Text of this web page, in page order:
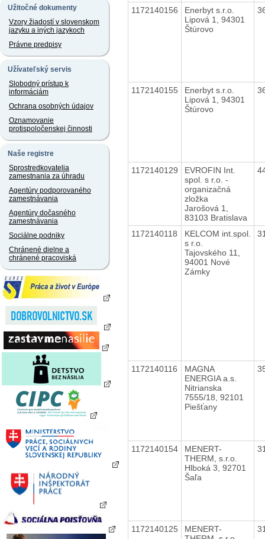
Užitočné dokumenty
Vzory žiadostí v slovenskom
jazyku a iných jazykoch
Právne predpisy
Užívateľský servis
Slobodný prístup k
informáciám
Ochrana osobných údajov
Oznamovanie
protispoločenskej činnosti
Naše registre
Sprostredkovatelia
zamestnania za úhradu
Agentúry podporovaného
zamestnávania
Agentúry dočasného
zamestnávania
Sociálne podniky
Chránené dielne a
chránené pracoviská
1172140156
Enerbyt s.r.o.
Lipová 1, 94301
Štúrovo
1172140155
Enerbyt s.r.o.
Lipová 1, 94301
Štúrovo
1172140129
EVROFIN Int.
spol. s r.o. -
organizačná
zložka
Jarošová 1,
83103 Bratislava
1172140118
KELCOM int.spol.
s r.o.
Tajovského 11,
94001 Nové
Zámky
1172140116
MAGNA
ENERGIA a.s.
Nitrianska
7555/18, 92101
Piešťany
1172140154
MENERT-
THERM, s.r.o.
Hlboká 3, 92701
Šaľa
1172140125
MENERT-